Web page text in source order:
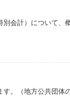
会計）について、
。（地方公共団体